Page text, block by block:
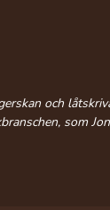
och
som